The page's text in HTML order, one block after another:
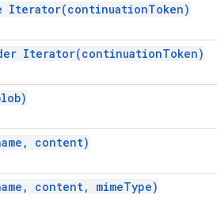
Iterator(continuationToken)
Iterator(continuationToken)
, content)
, content, mimeType)